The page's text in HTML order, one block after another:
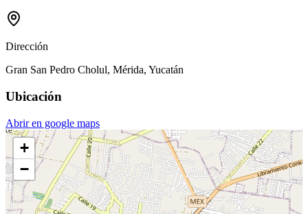
Dirección
Gran San Pedro Cholul, Mérida, Yucatán
Ubicación
Abrir en google maps
+
−